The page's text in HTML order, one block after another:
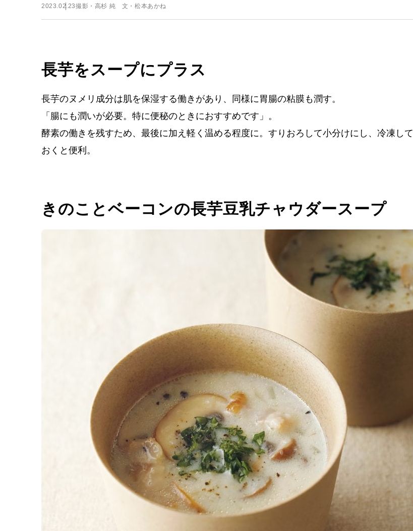
2023.02.23撮影・高杉 純 文・松本あかね
長芋をスープにプラス
長芋のヌメリ成分は肌を保湿する働きがあり、同様に胃腸の粘膜も潤す。
「腸にも潤いが必要。特に便秘のときにおすすめです」。
酵素の働きを残すため、最後に加え軽く温める程度に。すりおろして小分けにし、冷凍して
おくと便利。
きのことベーコンの長芋豆乳チャウダースープ